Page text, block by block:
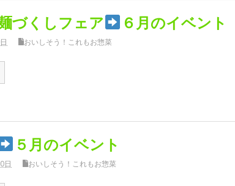
づくしフェア ６月のイベント
おいしそう！これもお惣菜
５月のイベント
日 おいしそう！これもお惣菜